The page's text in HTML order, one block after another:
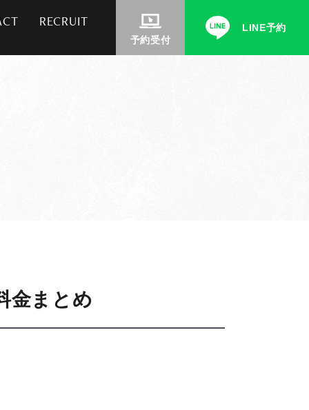
RECRUIT
予約受付
LINE予約
金まとめ